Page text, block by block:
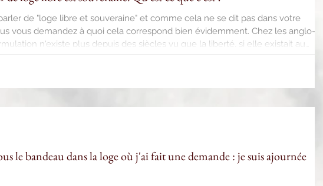
de "loge libre et souveraine" et comme cela ne se dit pas dans votre
vous demandez à quoi cela correspond bien évidemment. Chez les anglo-
n'existe plus depuis des siècles vu que la liberté, si elle existait au
opérative, fut perdue avec la fusion des Anciens avec les Modernes
le bandeau dans la loge où j'ai fait une demande : je suis ajournée